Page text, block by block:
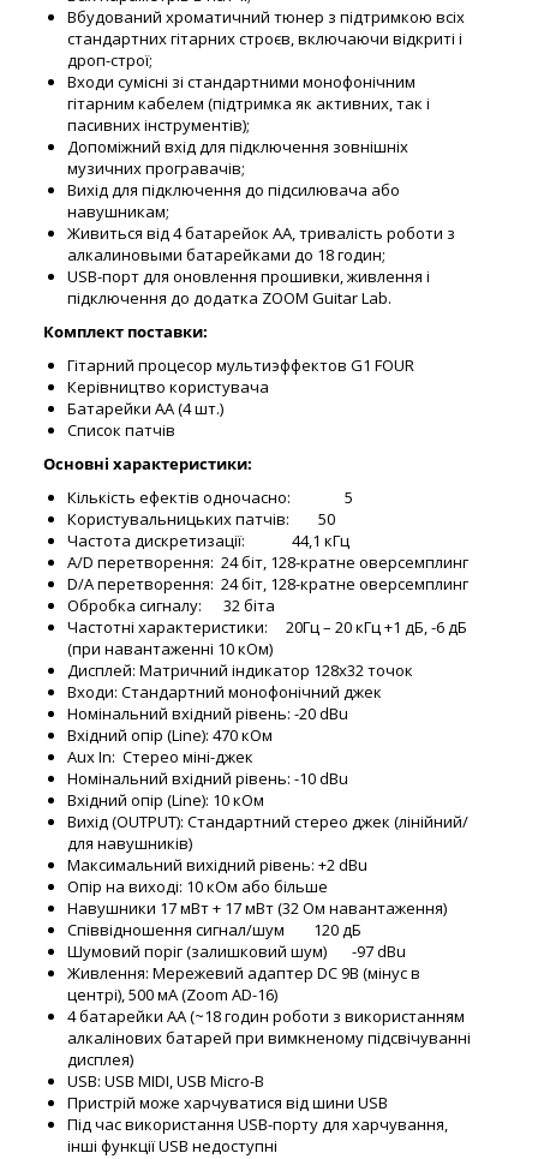
Вбудований хроматичний тюнер з підтримкою всіх
стандартних гітарних строєв, включаючи відкриті і
дроп-строї;
Входи сумісні зі стандартними монофонічним
гітарним кабелем (підтримка як активних, так і
пасивних інструментів);
Допоміжний вхід для підключення зовнішніх
музичних програвачів;
Вихід для підключення до підсилювача або
навушникам;
Живиться від 4 батарейок АА, тривалість роботи з
алкалиновыми батарейками до 18 годин;
USB-порт для оновлення прошивки, живлення і
підключення до додатка ZOOM Guitar Lab.
Комплект поставки:
Гітарний процесор мультиэффектов G1 FOUR
Керівництво користувача
Батарейки AA (4 шт.)
Список патчів
Основні характеристики:
Кількість ефектів одночасно: 5
Користувальницьких патчів: 50
Частота дискретизації: 44,1 кГц
A/D перетворення: 24 біт, 128-кратне оверсемплинг
D/A перетворення: 24 біт, 128-кратне оверсемплинг
Обробка сигналу: 32 біта
Частотні характеристики: 20Гц – 20 кГц +1 дБ, -6 дБ
(при навантаженні 10 кОм)
Дисплей: Матричний індикатор 128x32 точок
Входи: Стандартний монофонічний джек
Номінальний вхідний рівень: -20 dBu
Вхідний опір (Line): 470 кОм
Aux In: Стерео міні-джек
Номінальний вхідний рівень: -10 dBu
Вхідний опір (Line): 10 кОм
Вихід (OUTPUT): Стандартний стерео джек (лінійний/
для навушників)
Максимальний вихідний рівень: +2 dBu
Опір на виході: 10 кОм або більше
Навушники 17 мВт + 17 мВт (32 Ом навантаження)
Співвідношення сигнал/шум 120 дБ
Шумовий поріг (залишковий шум) -97 dBu
Живлення: Мережевий адаптер DC 9В (мінус в
центрі), 500 мА (Zoom AD-16)
4 батарейки AA (~18 годин роботи з використанням
алкалінових батарей при вимкненому підсвічуванні
дисплея)
USB: USB MIDI, USB Micro-B
Пристрій може харчуватися від шини USB
Під час використання USB-порту для харчування,
інші функції USB недоступні